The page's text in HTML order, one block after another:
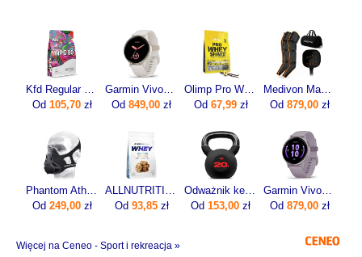
Kfd Regular Wpc 80 750g
Od 105,70 zł
Garmin Vivoactive 5 Ivory (010-02862-11)
Od 849,00 zł
Olimp Pro Whey Shake 700g
Od 67,99zł
Medivon Masażer limfatyczny do nóg Portia
Od 879,00 zł
Phantom Athletics Maska Treningowa Wydolnościowa Fitness L
Od 249,00 zł
ALLNUTRITION Whey Protein Premium 700g
Od 93,85zł
Odważnik kettlebell żeliwny 20kg
Od 153,00 zł
Garmin Vivoactive 5 Bezel Orchid 010-02862-13
Od 879,00 zł
Więcej na Ceneo - Sport i rekreacja »